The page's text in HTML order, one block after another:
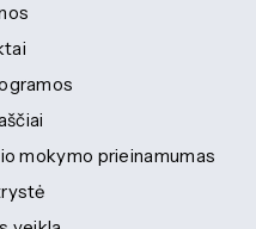
mokymo prieinamumas